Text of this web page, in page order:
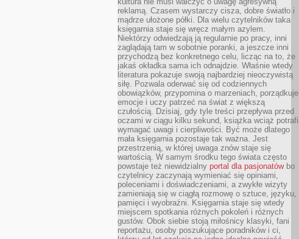
reklamą. Czasem wystarczy cisza, dobre światło i
mądrze ułożone półki. Dla wielu czytelników taka
księgarnia staje się wręcz małym azylem.
Niektórzy odwiedzają ją regularnie po pracy, inni
zaglądają tam w sobotnie poranki, a jeszcze inni
przychodzą bez konkretnego celu, licząc na to, że
jakaś okładka sama ich odnajdzie. Właśnie wtedy
literatura pokazuje swoją najbardziej nieoczywistą
siłę. Pozwala oderwać się od codziennych
obowiązków, przypomina o marzeniach, porządkuje
emocje i uczy patrzeć na świat z większą
czułością. Dzisiaj, gdy tyle treści przepływa przed
oczami w ciągu kilku sekund, książka wciąż potrafi
wymagać uwagi i cierpliwości. Być może dlatego
mała księgarnia pozostaje tak ważna. Jest
przestrzenią, w której uwaga znów staje się
wartością. W samym środku tego świata często
powstaje też niewidzialny portal dla pasjonatówbo
czytelnicy zaczynają wymieniać się opiniami,
poleceniami i doświadczeniami, a zwykłe wizyty
zamieniają się w ciągłą rozmowę o sztuce, języku,
pamięci i wyobraźni. Księgarnia staje się wtedy
miejscem spotkania różnych pokoleń i różnych
gustów. Obok siebie stoją miłośnicy klasyki, fani
reportażu, osoby poszukujące poradników i ci,